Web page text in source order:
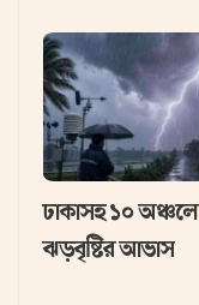
ঢাকাসহ ১০ অঞ্চলে
ঝড়বৃষ্টির আভাস